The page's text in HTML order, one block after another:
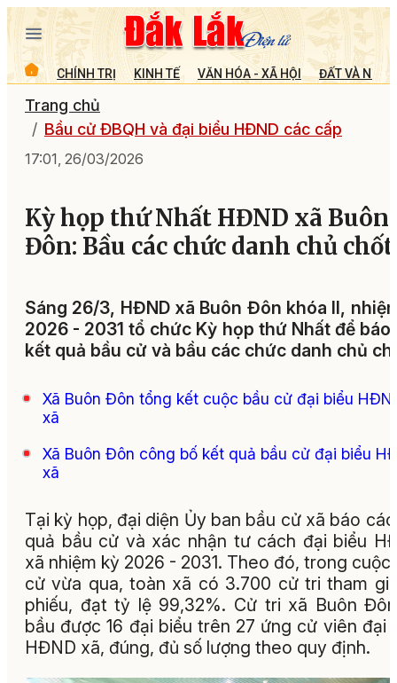
CHÍNH TRỊ KINH TẾ VĂN HÓA - XÃ HỘI ĐẤT VÀ
Trang chủ
Bầu cử ĐBQH và đại biểu HĐND các cấp
17:01, 26/03/2026
Kỳ họp thứ Nhất HĐND xã Buôn
Đôn: Bầu các chức danh chủ chốt
Sáng 26/3, HĐND xã Buôn Đôn khóa II,
2026 - 2031 tổ chức Kỳ họp thứ Nhất để báo
kết quả bầu cử và bầu các chức danh chủ
Xã Buôn Đôn tổng kết cuộc bầu cử đại biểu
xã
Xã Buôn Đôn công bố kết quả bầu cử đại biểu
xã
Tại kỳ họp, đại diện Ủy ban bầu cử xã báo
quả bầu cử và xác nhận tư cách đại biểu
xã nhiệm kỳ 2026 - 2031. Theo đó, trong cuộc
cử vừa qua, toàn xã có 3.700 cử tri tham
phiếu, đạt tỷ lệ 99,32%. Cử tri xã Buôn
bầu được 16 đại biểu trên 27 ứng cử viên đại
HĐND xã, đúng, đủ số lượng theo quy định.